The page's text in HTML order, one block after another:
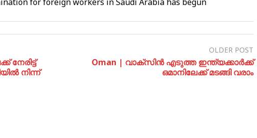
നേരിട്ട്
നിന്ന്
OLDER POST
Oman | വാക്‌സിന്‍ എടുത്ത ഇന്ത്യക്കാര്‍ക്ക്
ഒമാനിലേക്ക് മടങ്ങി വരാം